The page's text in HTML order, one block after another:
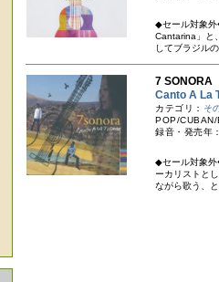
◆セール対象外
Cantarina」と
してブラジル
7 SONORA
Canto A La
カテゴリ： そ
POP/
録音・発売年
◆セール対象外
ーカリストと
ながら歌う、